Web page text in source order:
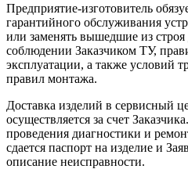
Предприятие-изготовитель
гарантийного обслуживания
или заменять вышедшие из строя
соблюдении Заказчиком ТУ,
эксплуатации, а также условий
правил монтажа.
Доставка изделий в сервисный
осуществляется за счет
проведения диагностики и
сдается паспорт на изделие и
описание неисправности.